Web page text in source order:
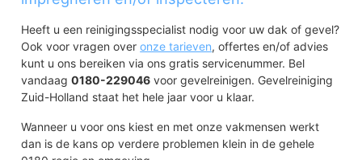
Heeft u een reinigingsspecialist nodig voor uw dak of gevel?
Ook voor vragen overonze tarieven, offertes en/of advies
kunt u ons bereiken via ons gratis servicenummer. Bel
vandaag0180-229046 voor gevelreinigen. Gevelreiniging
Zuid-Holland staat het hele jaar voor u klaar.
Wanneer u voor ons kiest en met onze vakmensen werkt
dan is de kans op verdere problemen klein in de gehele